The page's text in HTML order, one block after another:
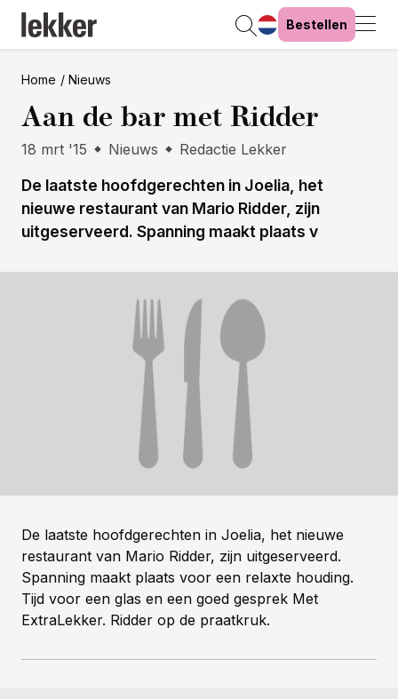
Bestellen
Home Nieuws
Aan de bar met Ridder
18 mrt '15 Nieuws Redactie Lekker
De laatste hoofdgerechten in Joelia, het
nieuwe restaurant van Mario Ridder, zijn
uitgeserveerd. Spanning maakt plaats v
De laatste hoofdgerechten in Joelia, het nieuwe
restaurant van Mario Ridder, zijn uitgeserveerd.
Spanning maakt plaats voor een relaxte houding.
Tijd voor een glas en een goed gesprek Met
ExtraLekker. Ridder op de praatkruk.